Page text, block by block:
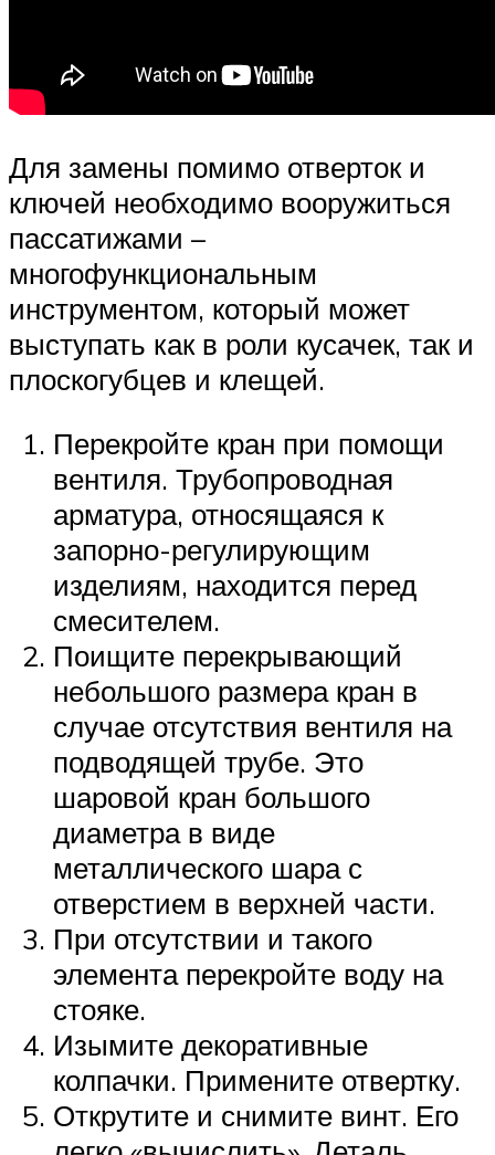
Для замены помимо отверток и
ключей необходимо вооружиться
пассатижами –
многофункциональным
инструментом, который может
выступать как в роли кусачек, так и
плоскогубцев и клещей.
Перекройте кран при помощи
вентиля. Трубопроводная
арматура, относящаяся к
запорно-регулирующим
изделиям, находится перед
смесителем.
Поищите перекрывающий
небольшого размера кран в
случае отсутствия вентиля на
подводящей трубе. Это
шаровой кран большого
диаметра в виде
металлического шара с
отверстием в верхней части.
При отсутствии и такого
элемента перекройте воду на
стояке.
Изымите декоративные
колпачки. Примените отвертку.
Открутите и снимите винт. Его